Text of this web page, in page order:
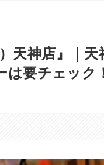
天神店』｜天
要チェック